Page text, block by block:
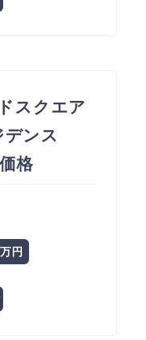
スクエア
ンス
格
円